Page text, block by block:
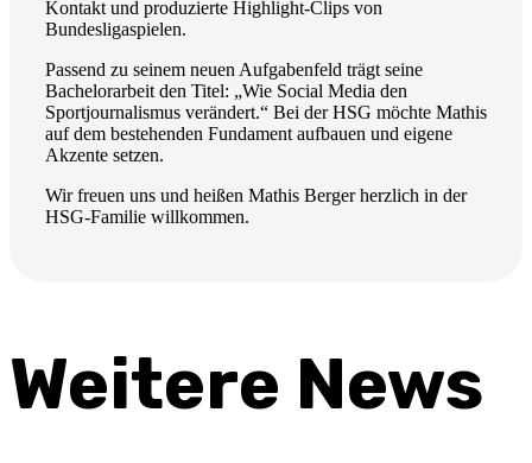
Kontakt und produzierte Highlight-Clips von
Bundesligaspielen.
Passend zu seinem neuen Aufgabenfeld trägt seine
Bachelorarbeit den Titel: „Wie Social Media den
Sportjournalismus verändert.“ Bei der HSG möchte Mathis
auf dem bestehenden Fundament aufbauen und eigene
Akzente setzen.
Wir freuen uns und heißen Mathis Berger herzlich in der
HSG-Familie willkommen.
Weitere News